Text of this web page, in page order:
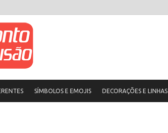
SÍMBOLOS E EMOJIS DECORAÇÕES E LINHAS